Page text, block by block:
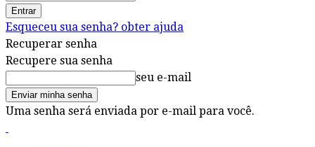
Esqueceu sua senha? obter ajuda
Recuperar senha
Recupere sua senha
seu e-mail
Uma senha será enviada por e-mail para você.